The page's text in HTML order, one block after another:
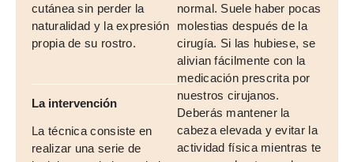
cutánea sin perder la
naturalidad y la expresión
propia de su rostro.
La intervención
La técnica consiste en
realizar una serie de
normal. Suele haber pocas
molestias después de la
cirugía. Si las hubiese, se
alivian fácilmente con la
medicación prescrita por
nuestros cirujanos.
Deberás mantener la
cabeza elevada y evitar la
actividad física mientras te